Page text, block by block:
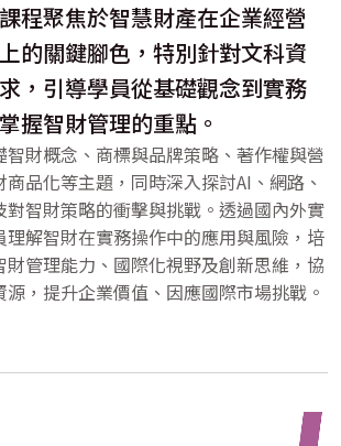
程聚焦於智慧財產在企業經營
的關鍵腳色，特別針對文科資
，引導學員從基礎觀念到實務
握智財管理的重點。
智財概念、商標與品牌策略、著作權與營
品化等主題，同時深入探討AI、網路、
對智財策略的衝擊與挑戰。透過國內外實
理解智財在實務操作中的應用與風險，培
財管理能力、國際化視野及創新思維，協
，提升企業價值、因應國際市場挑戰。